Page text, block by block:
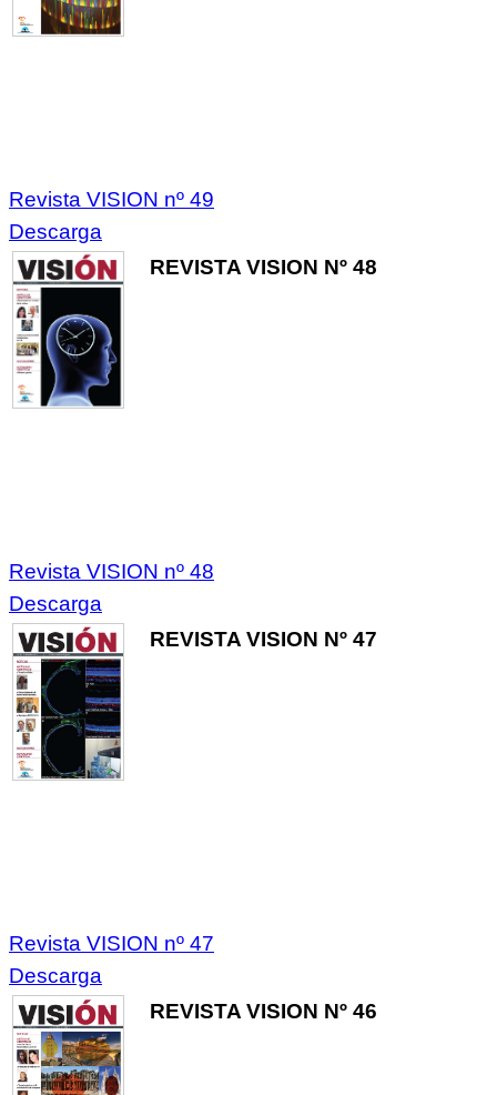
Revista VISION nº 49
Descarga
REVISTA VISION Nº 48
Revista VISION nº 48
Descarga
REVISTA VISION Nº 47
Revista VISION nº 47
Descarga
REVISTA VISION Nº 46